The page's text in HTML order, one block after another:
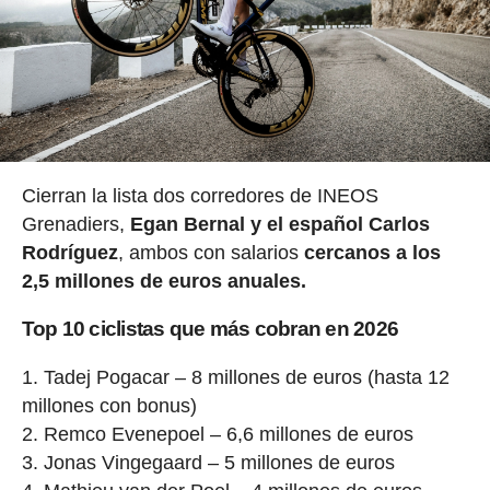
Cierran la lista dos corredores de INEOS
Grenadiers, Egan Bernal y el español Carlos
Rodríguez, ambos con salarios cercanos a los
2,5 millones de euros anuales.
Top 10 ciclistas que más cobran en 2026
Tadej Pogacar – 8 millones de euros (hasta 12
millones con bonus)
Remco Evenepoel – 6,6 millones de euros
Jonas Vingegaard – 5 millones de euros